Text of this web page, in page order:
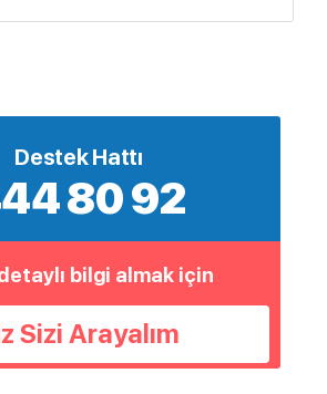
Destek Hattı
80 92
bilgi almak için
Sizi Arayalım